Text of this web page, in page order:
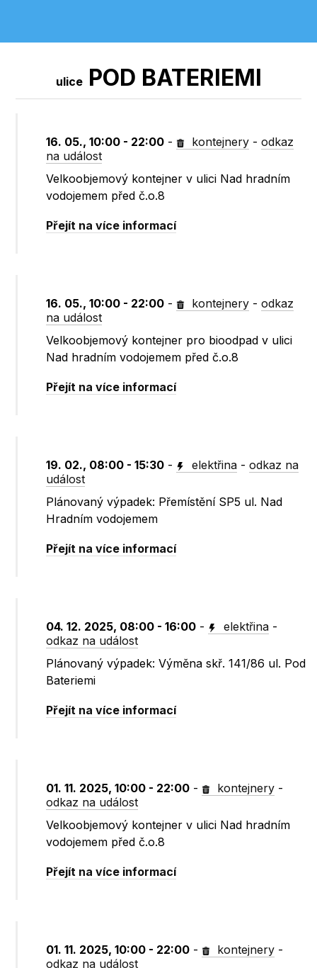
ulicePOD BATERIEMI
16. 05., 10:00 - 22:00 - kontejnery -odkaz
na událost
Velkoobjemový kontejner v ulici Nad hradním
vodojemem před č.o.8
Přejít na více informací
16. 05., 10:00 - 22:00 - kontejnery -odkaz
na událost
Velkoobjemový kontejner pro bioodpad v ulici
Nad hradním vodojemem před č.o.8
Přejít na více informací
19. 02., 08:00 - 15:30 - elektřina -odkaz na
událost
Plánovaný výpadek: Přemístění SP5 ul. Nad
Hradním vodojemem
Přejít na více informací
04. 12. 2025, 08:00 - 16:00 - elektřina -
odkaz na událost
Plánovaný výpadek: Výměna skř. 141/86 ul. Pod
Bateriemi
Přejít na více informací
01. 11. 2025, 10:00 - 22:00 - kontejnery -
odkaz na událost
Velkoobjemový kontejner v ulici Nad hradním
vodojemem před č.o.8
Přejít na více informací
01. 11. 2025, 10:00 - 22:00 - kontejnery -
odkaz na událost